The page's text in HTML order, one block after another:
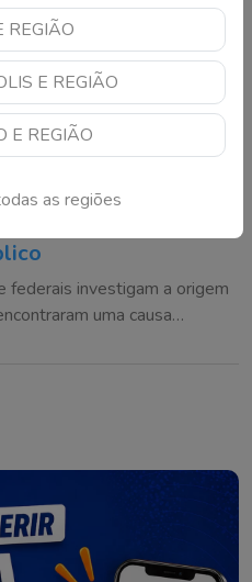
REGIÃO
E REGIÃO
E REGIÃO
as regiões
federais investigam a origem
uma causa